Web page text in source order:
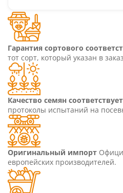
Гарантия сортового
тот сорт, который указан в
Качество семян
протоколы испытаний на
Оригинальный импорт
европейских производителей.